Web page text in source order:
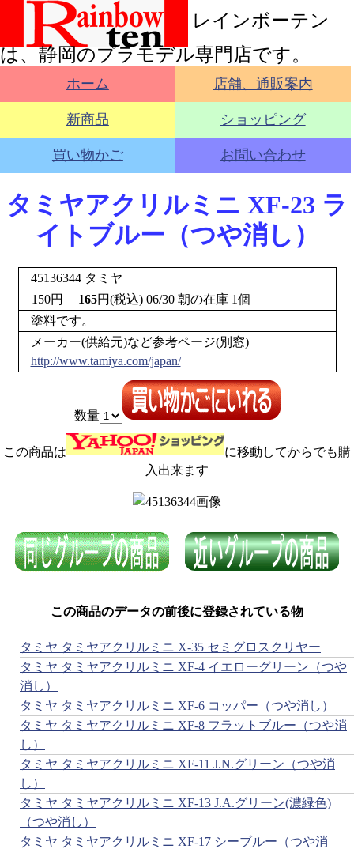
レインボーテン
は、静岡のプラモデル専門店です。
ホーム 店舗、通販案内
新商品 ショッピング
買い物かご お問い合わせ
タミヤアクリルミニ XF-23 ラ
イトブルー（つや消し）
45136344 タミヤ
150円 165円(税込) 06/30 朝の在庫 1個
塗料です。
メーカー(供給元)など参考ページ(別窓)
http://www.tamiya.com/japan/
数量
この商品は
に移動してからでも購
入出来ます
この商品のデータの前後に登録されている物
タミヤ タミヤアクリルミニ X-35 セミグロスクリヤー
タミヤ タミヤアクリルミニ XF-4 イエローグリーン（つや
消し）
タミヤ タミヤアクリルミニ XF-6 コッパー（つや消し）
タミヤ タミヤアクリルミニ XF-8 フラットブルー（つや消
し）
タミヤ タミヤアクリルミニ XF-11 J.N.グリーン（つや消
し）
タミヤ タミヤアクリルミニ XF-13 J.A.グリーン(濃緑色)
（つや消し）
タミヤ タミヤアクリルミニ XF-17 シーブルー（つや消